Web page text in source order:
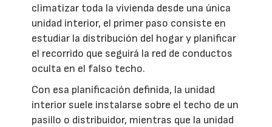
climatizar toda la vivienda desde una única
unidad interior, el primer paso consiste en
estudiar la distribución del hogar y planificar
el recorrido que seguirá la red de conductos
oculta en el falso techo.
Con esa planificación definida, la unidad
interior suele instalarse sobre el techo de un
pasillo o distribuidor, mientras que la unidad